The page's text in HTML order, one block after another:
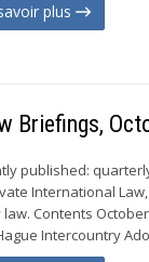
plus
Briefings,
published:
International
Contents
Intercountry